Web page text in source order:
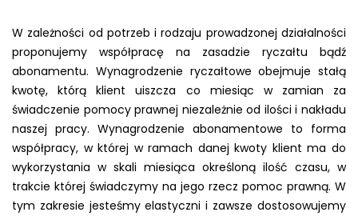
W zależności od potrzeb i rodzaju prowadzonej działalności
proponujemy współpracę na zasadzie ryczałtu bądź
abonamentu. Wynagrodzenie ryczałtowe obejmuje stałą
kwotę, którą klient uiszcza co miesiąc w zamian za
świadczenie pomocy prawnej niezależnie od ilości i nakładu
naszej pracy. Wynagrodzenie abonamentowe to forma
współpracy, w której w ramach danej kwoty klient ma do
wykorzystania w skali miesiąca określoną ilość czasu, w
trakcie której świadczymy na jego rzecz pomoc prawną. W
tym zakresie jesteśmy elastyczni i zawsze dostosowujemy